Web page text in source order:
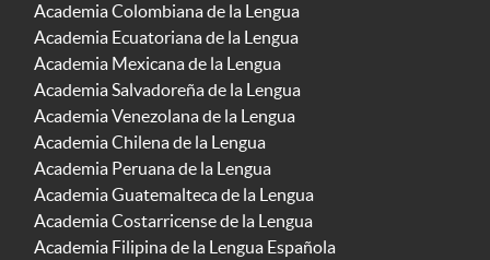
Academia Colombiana de la Lengua
Academia Ecuatoriana de la Lengua
Academia Mexicana de la Lengua
Academia Salvadoreña de la Lengua
Academia Venezolana de la Lengua
Academia Chilena de la Lengua
Academia Peruana de la Lengua
Academia Guatemalteca de la Lengua
Academia Costarricense de la Lengua
Academia Filipina de la Lengua Española